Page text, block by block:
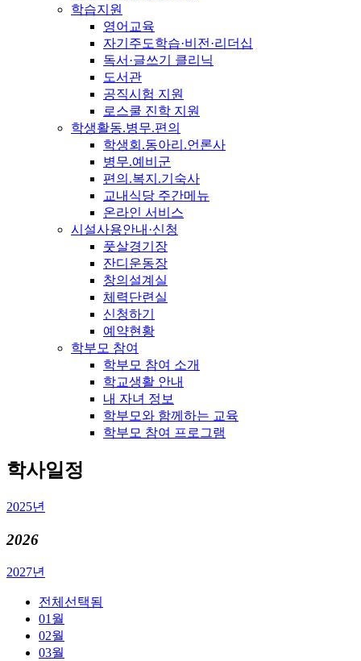
학습지원
영어교육
자기주도학습·비전·리더십
독서·글쓰기 클리닉
도서관
공직시험 지원
로스쿨 진학 지원
학생활동.병무.편의
학생회.동아리.언론사
병무.예비군
편의.복지.기숙사
교내식당 주간메뉴
온라인 서비스
시설사용안내·신청
풋살경기장
잔디운동장
창의설계실
체력단련실
신청하기
예약현황
학부모 참여
학부모 참여 소개
학교생활 안내
내 자녀 정보
학부모와 함께하는 교육
학부모 참여 프로그램
학사일정
2025년
2026
2027년
전체 선택됨
01월
02월
03월